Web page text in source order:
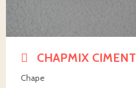
CHAPMIX CIMENT
Chape